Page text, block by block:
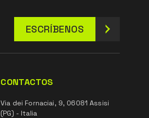
ESCRÍBENOS
CONTACTOS
Via dei Fornaciai, 9, 06081 Assisi
(PG) - Italia